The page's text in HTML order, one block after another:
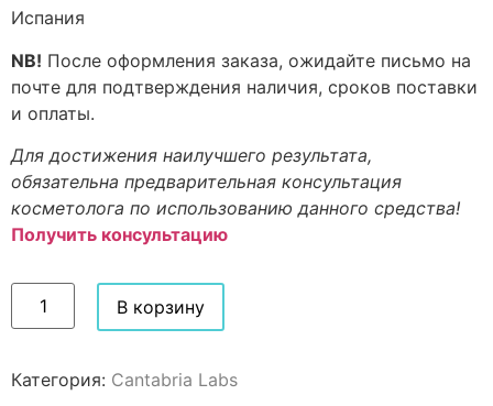
Испания
NB! После оформления заказа, ожидайте письмо на
почте для подтверждения наличия, сроков поставки
и оплаты.
Для достижения наилучшего результата,
обязательна предварительная консультация
косметолога по использованию данного средства!
Получить консультацию
В корзину
Категория: Cantabria Labs